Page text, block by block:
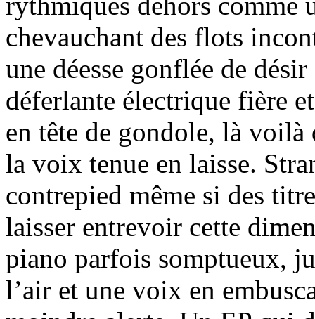
chevauchant des flots
une déesse gonflée de
déferlante électrique fière
en tête de gondole, là voilà
la voix tenue en laisse.
contrepied même si des
laisser entrevoir cette
piano parfois somptueux,
l’air et une voix en